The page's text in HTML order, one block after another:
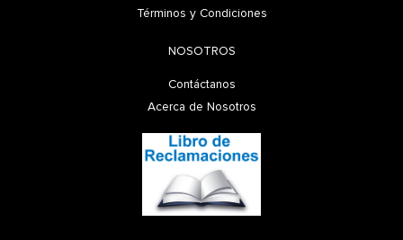
Términos y Condiciones
NOSOTROS
Contáctanos
Acerca de Nosotros